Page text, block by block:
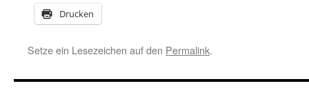
Drucken
Setze ein Lesezeichen auf den Permalink.